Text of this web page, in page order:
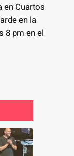
en Cuartos
en la
8 pm en el